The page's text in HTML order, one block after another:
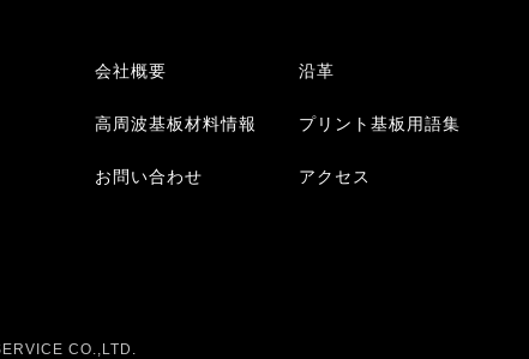
会社概要 沿革
高周波基板材料情報 プリント基板用語集
お問い合わせ アクセス
CO.,LTD.